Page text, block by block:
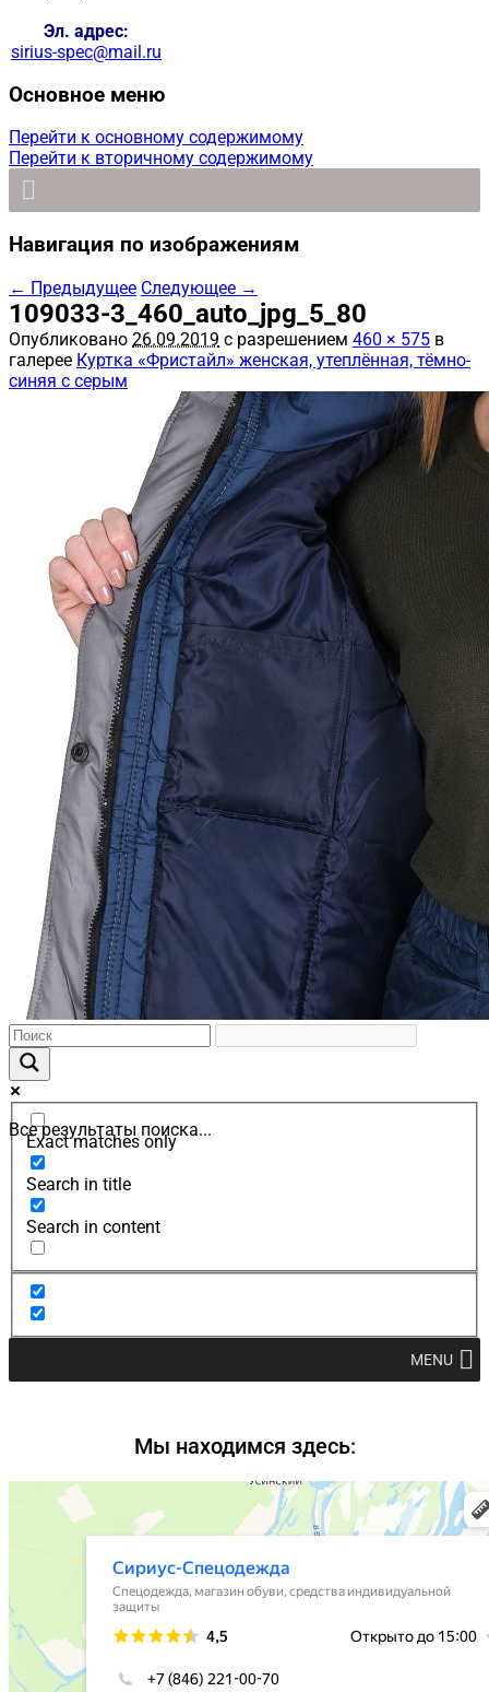
Эл. адрес:
sirius-spec@mail.ru
Основное меню
Перейти к основному содержимому
Перейти к вторичному содержимому
Навигация по изображениям
← Предыдущее Следующее →
109033-3_460_auto_jpg_5_80
Опубликовано 26.09.2019 с разрешением 460 × 575 в
галерее Куртка «Фристайл» женская, утеплённая, тёмно-
синяя с серым
Все результаты поиска...
Exact matches only
Search in title
Search in content
MENU
Мы находимся здесь: